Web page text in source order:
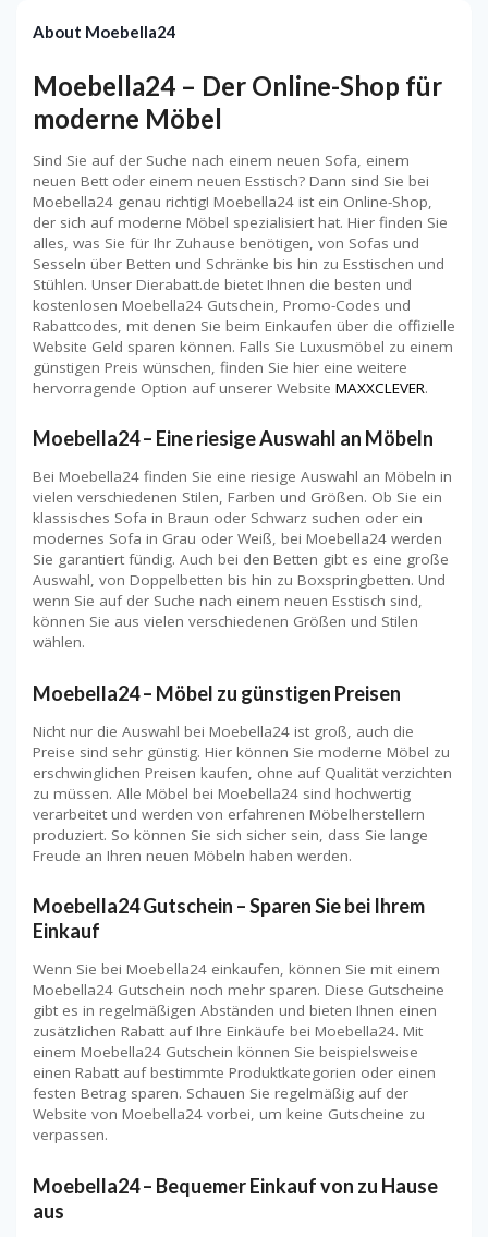
About Moebella24
Moebella24 – Der Online-Shop für
moderne Möbel
Sind Sie auf der Suche nach einem neuen Sofa, einem
neuen Bett oder einem neuen Esstisch? Dann sind Sie bei
Moebella24 genau richtig! Moebella24 ist ein Online-Shop,
der sich auf moderne Möbel spezialisiert hat. Hier finden Sie
alles, was Sie für Ihr Zuhause benötigen, von Sofas und
Sesseln über Betten und Schränke bis hin zu Esstischen und
Stühlen. Unser Dierabatt.de bietet Ihnen die besten und
kostenlosen Moebella24 Gutschein, Promo-Codes und
Rabattcodes, mit denen Sie beim Einkaufen über die offizielle
Website Geld sparen können. Falls Sie Luxusmöbel zu einem
günstigen Preis wünschen, finden Sie hier eine weitere
hervorragende Option auf unserer Website MAXXCLEVER.
Moebella24 – Eine riesige Auswahl an Möbeln
Bei Moebella24 finden Sie eine riesige Auswahl an Möbeln in
vielen verschiedenen Stilen, Farben und Größen. Ob Sie ein
klassisches Sofa in Braun oder Schwarz suchen oder ein
modernes Sofa in Grau oder Weiß, bei Moebella24 werden
Sie garantiert fündig. Auch bei den Betten gibt es eine große
Auswahl, von Doppelbetten bis hin zu Boxspringbetten. Und
wenn Sie auf der Suche nach einem neuen Esstisch sind,
können Sie aus vielen verschiedenen Größen und Stilen
wählen.
Moebella24 – Möbel zu günstigen Preisen
Nicht nur die Auswahl bei Moebella24 ist groß, auch die
Preise sind sehr günstig. Hier können Sie moderne Möbel zu
erschwinglichen Preisen kaufen, ohne auf Qualität verzichten
zu müssen. Alle Möbel bei Moebella24 sind hochwertig
verarbeitet und werden von erfahrenen Möbelherstellern
produziert. So können Sie sich sicher sein, dass Sie lange
Freude an Ihren neuen Möbeln haben werden.
Moebella24 Gutschein – Sparen Sie bei Ihrem
Einkauf
Wenn Sie bei Moebella24 einkaufen, können Sie mit einem
Moebella24 Gutschein noch mehr sparen. Diese Gutscheine
gibt es in regelmäßigen Abständen und bieten Ihnen einen
zusätzlichen Rabatt auf Ihre Einkäufe bei Moebella24. Mit
einem Moebella24 Gutschein können Sie beispielsweise
einen Rabatt auf bestimmte Produktkategorien oder einen
festen Betrag sparen. Schauen Sie regelmäßig auf der
Website von Moebella24 vorbei, um keine Gutscheine zu
verpassen.
Moebella24 – Bequemer Einkauf von zu Hause
aus